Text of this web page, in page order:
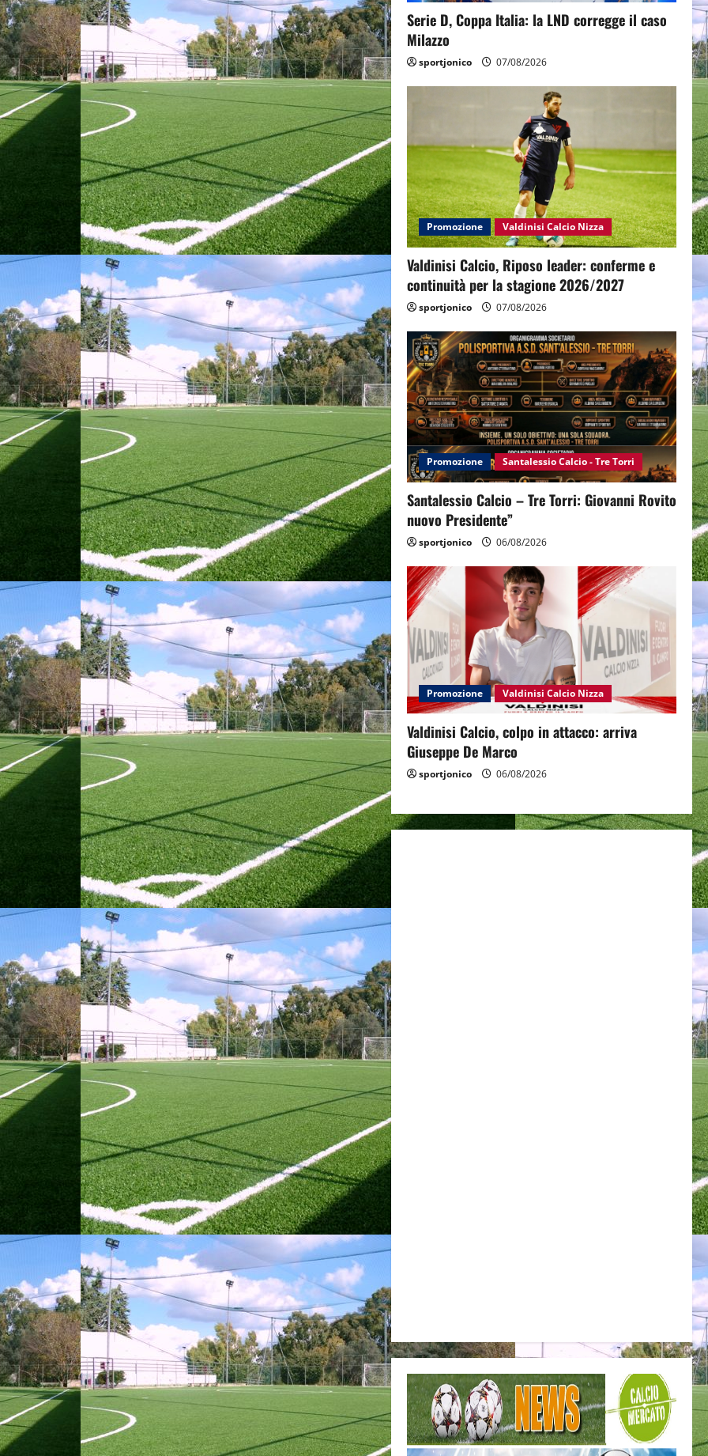
Serie D, Coppa Italia: la LND corregge il caso
Milazzo
sportjonico 07/08/2026
Promozione Valdinisi Calcio Nizza
Valdinisi Calcio, Riposo leader: conferme e
continuità per la stagione 2026/2027
sportjonico 07/08/2026
Promozione Santalessio Calcio - Tre Torri
Santalessio Calcio – Tre Torri: Giovanni Rovito
nuovo Presidente”
sportjonico 06/08/2026
Promozione Valdinisi Calcio Nizza
Valdinisi Calcio, colpo in attacco: arriva
Giuseppe De Marco
sportjonico 06/08/2026